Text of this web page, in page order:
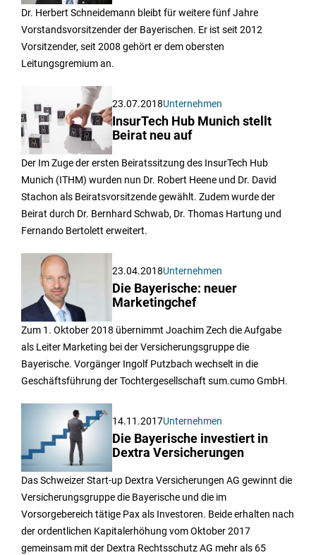
Dr. Herbert Schneidemann bleibt für weitere fünf Jahre
Vorstandsvorsitzender der Bayerischen. Er ist seit 2012
Vorsitzender, seit 2008 gehört er dem obersten
Leitungsgremium an.
23.07.2018Unternehmen
InsurTech Hub Munich stellt
Beirat neu auf
Der Im Zuge der ersten Beiratssitzung des InsurTech Hub
Munich (ITHM) wurden nun Dr. Robert Heene und Dr. David
Stachon als Beiratsvorsitzende gewählt. Zudem wurde der
Beirat durch Dr. Bernhard Schwab, Dr. Thomas Hartung und
Fernando Bertolett erweitert.
23.04.2018Unternehmen
Die Bayerische: neuer
Marketingchef
Zum 1. Oktober 2018 übernimmt Joachim Zech die Aufgabe
als Leiter Marketing bei der Versicherungsgruppe die
Bayerische. Vorgänger Ingolf Putzbach wechselt in die
Geschäftsführung der Tochtergesellschaft sum.cumo GmbH.
14.11.2017Unternehmen
Die Bayerische investiert in
Dextra Versicherungen
Das Schweizer Start-up Dextra Versicherungen AG gewinnt die
Versicherungsgruppe die Bayerische und die im
Vorsorgebereich tätige Pax als Investoren. Beide erhalten nach
der ordentlichen Kapitalerhöhung vom Oktober 2017
gemeinsam mit der Dextra Rechtsschutz AG mehr als 65